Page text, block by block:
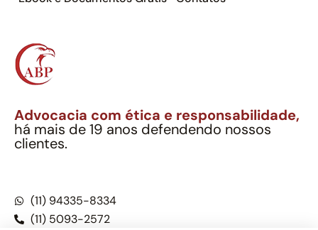
Advocacia com ética e responsabilidade,
há mais de 19 anos defendendo nossos
clientes.
(11) 94335-8334
(11) 5093-2572